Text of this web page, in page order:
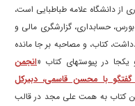
از دانشگاه علامه طباطبایی است،
حسابداری، گزارشگری مالی و
کتاب، و مصاحبه بر جا مانده
در پیوستهای کتاب «انجمن
با محسن قاسمی، دبیرکل
به همت علی مجد در قالب